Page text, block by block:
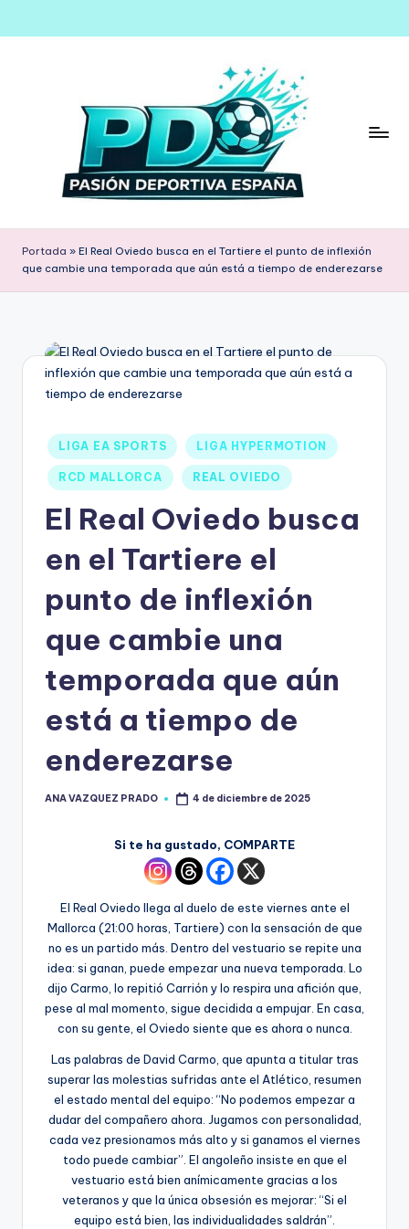
Saltar
Portada » El Real Oviedo busca en el Tartiere el punto de inflexión
que cambie una temporada que aún está a tiempo de enderezarse
LIGA EA SPORTS LIGA HYPERMOTION
RCD MALLORCA REAL OVIEDO
El Real Oviedo busca
en el Tartiere el
punto de inflexión
que cambie una
temporada que aún
está a tiempo de
enderezarse
ANA VAZQUEZ PRADO 4 de diciembre de 2025
Si te ha gustado, COMPARTE
El Real Oviedo llega al duelo de este viernes ante el
Mallorca (21:00 horas, Tartiere) con la sensación de que
no es un partido más. Dentro del vestuario se repite una
idea: si ganan, puede empezar una nueva temporada. Lo
dijo Carmo, lo repitió Carrión y lo respira una afición que,
pese al mal momento, sigue decidida a empujar. En casa,
con su gente, el Oviedo siente que es ahora o nunca.
Las palabras de David Carmo, que apunta a titular tras
superar las molestias sufridas ante el Atlético, resumen
el estado mental del equipo: “No podemos empezar a
dudar del compañero ahora. Jugamos con personalidad,
cada vez presionamos más alto y si ganamos el viernes
todo puede cambiar”. El angoleño insiste en que el
vestuario está bien anímicamente gracias a los
veteranos y que la única obsesión es mejorar: “Si el
equipo está bien, las individualidades saldrán”.